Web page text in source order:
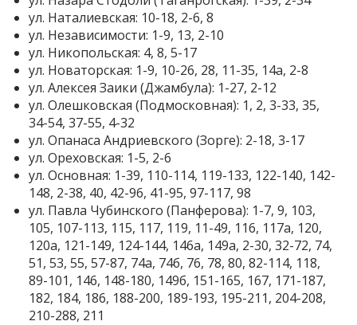
ул. Наталиевская: 10-18, 2-6, 8
ул. Независимости: 1-9, 13, 2-10
ул. Никопольская: 4, 8, 5-17
ул. Новаторская: 1-9, 10-26, 28, 11-35, 14а, 2-8
ул. Алексея Заики (Джамбула): 1-27, 2-12
ул. Олешковская (Подмосковная): 1, 2, 3-33, 35,
34-54, 37-55, 4-32
ул. Опанаса Андриевского (Зорге): 2-18, 3-17
ул. Ореховская: 1-5, 2-6
ул. Основная: 1-39, 110-114, 119-133, 122-140, 142-
148, 2-38, 40, 42-96, 41-95, 97-117, 98
ул. Павла Чубинского (Панферова): 1-7, 9, 103,
105, 107-113, 115, 117, 119, 11-49, 116, 117а, 120,
120а, 121-149, 124-144, 146а, 149а, 2-30, 32-72, 74,
51, 53, 55, 57-87, 74а, 74б, 76, 78, 80, 82-114, 118,
89-101, 146, 148-180, 149б, 151-165, 167, 171-187,
182, 184, 186, 188-200, 189-193, 195-211, 204-208,
210-288, 211